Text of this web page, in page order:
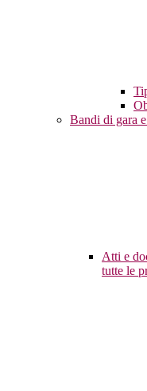
Bandi di gara
Atti e
tutte le